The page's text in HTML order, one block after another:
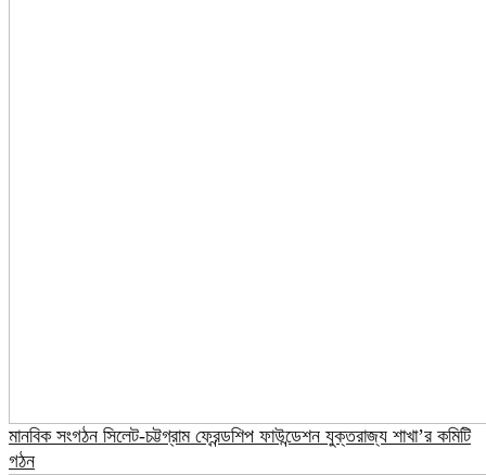
মানবিক সংগঠন সিলেট-চট্টগ্রাম ফ্রেন্ডশিপ ফাউন্ডেশন যুক্তরাজ্য শাখা’র কমিটি
গঠন